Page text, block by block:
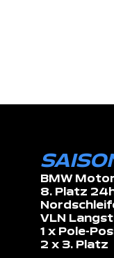
BMW
8. Platz
VLN
1 x Pole-
2 x 3. Platz